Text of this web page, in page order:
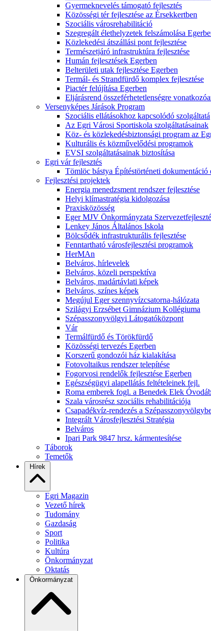
Gyermeknevelés támogató fejlesztés
Közösségi tér fejlesztése az Érsekkertben
Szociális városrehabilitáció
Szegregált élethelyzetek felszámolása
Közlekedési átszállási pont fejlesztése
Természetjáró infrastruktúra fejlesztése
Humán fejlesztések Egerben
Belterületi utak fejlesztése Egerben
Termál- és Strandfürdő komplex fejlesztése
Piactér felújítása Egerben
Eljárásrend összeférhetetlenségre
Versenyképes Járások Program
Szociális ellátásokhoz kapcsolódó szolgáltatá
Az Egri Városi Sportiskola szolgáltatásainak
Köz- és közlekedésbiztonsági program az
Kulturális és közművelődési programok
EVSI szolgáltatásainak biztosítása
Egri vár fejlesztés
Tömlöc bástya Építéstörténeti dokumentáció
Fejlesztési projektek
Energia menedzsment rendszer fejlesztése
Helyi klímastratégia kidolgozása
Praxisközösség
Eger MJV Önkormányzata
Lenkey János Általános Iskola
Bölcsődék infrastrukturális fejlesztése
Fenntartható városfejlesztési programok
HerMAn
Belváros, hírlevelek
Belváros, közeli perspektíva
Belváros, madártávlati képek
Belváros, színes képek
Megújul Eger szennyvízcsatorna-hálózata
Szilágyi Erzsébet Gimnázium Kollégiuma
Szépasszonyvölgyi Látogatóközpont
Vár
Termálfürdő és Törökfürdő
Közösségi tervezés Egerben
Korszerű gondozói ház kialakítása
Fotovoltaikus rendszer telepítése
Fogorvosi rendelők fejlesztése Egerben
Egészségügyi alapellátás feltételeinek fejl.
Roma emberek fogl. a Benedek Elek
Szala városrész szociális rehabilitációja
Csapadékvíz-rendezés a
Integrált Városfejlesztési Stratégia
Belváros
Ipari Park 9847 hrsz. kármentesítése
Táborok
Temetők
Hírek
Egri Magazin
Vezető hírek
Tudomány
Gazdaság
Sport
Politika
Kultúra
Önkormányzat
Oktatás
Önkormányzat